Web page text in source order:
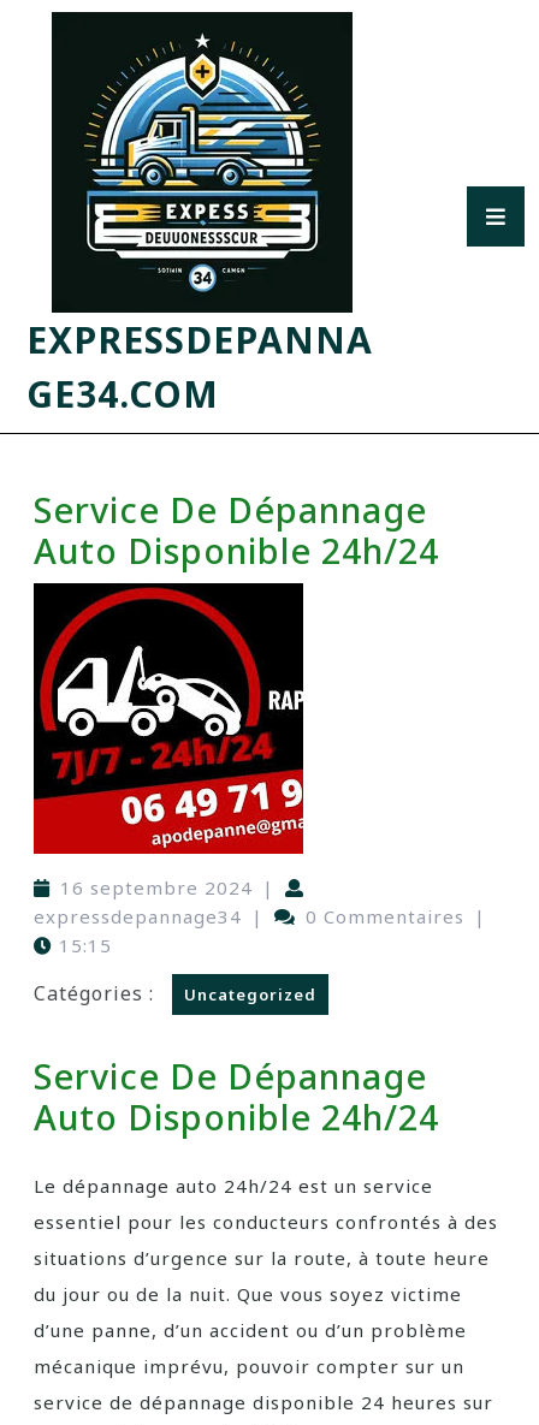
EXPRESSDEPANNA
GE34.COM
Service De Dépannage
Auto Disponible 24h/24
16 septembre 2024 |
expressdepannage34 | 0 Commentaires
|
15:15
Catégories : Uncategorized
Service De Dépannage
Auto Disponible 24h/24
Le dépannage auto 24h/24 est un service
essentiel pour les conducteurs confrontés à des
situations d’urgence sur la route, à toute heure
du jour ou de la nuit. Que vous soyez victime
d’une panne, d’un accident ou d’un problème
mécanique imprévu, pouvoir compter sur un
service de dépannage disponible 24 heures sur